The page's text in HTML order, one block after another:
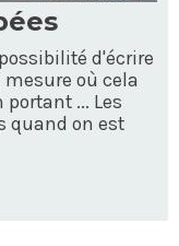
d'écrire
où cela
... Les
quand on est